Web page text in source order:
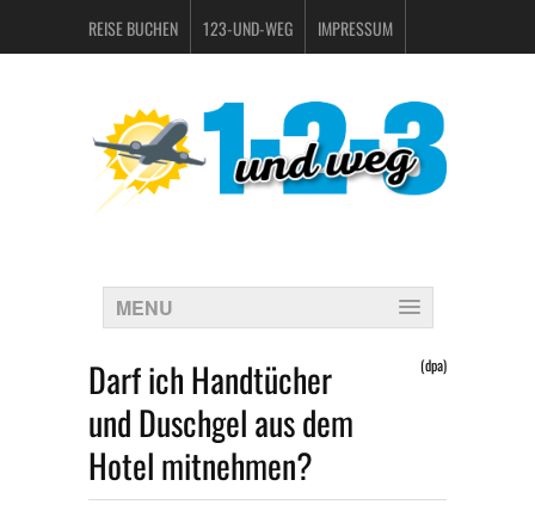
REISE BUCHEN 123-UND-WEG IMPRESSUM
MENU
Darf ich Handtücher
und Duschgel aus dem
Hotel mitnehmen?
(dpa)